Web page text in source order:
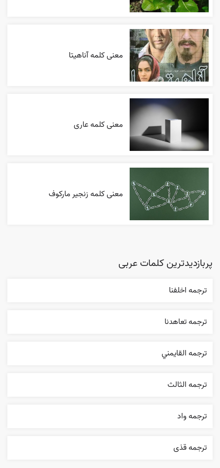
معنی کلمه آناهیتا
معنی کلمه عاری
معنی کلمه زنجیر مارکوف
پربازدیدترین کلمات عربی
ترجمه اخلفنا
ترجمه تعاهدنا
ترجمه القایمني
ترجمه الثالث
ترجمه واد
ترجمه قذی